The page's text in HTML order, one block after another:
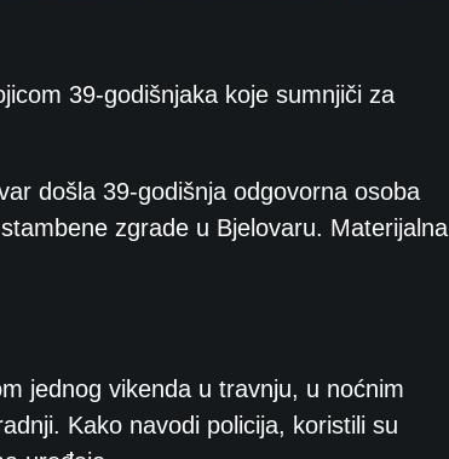
39-godišnjaka koje sumnjiči za
došla 39-godišnja odgovorna osoba
zgrade u Bjelovaru. Materijalna
jednog vikenda u travnju, u noćnim
Kako navodi policija, koristili su